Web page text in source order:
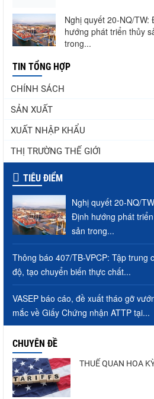
Nghị quyết 20-NQ/TW:
hướng phát triển thủy
trong...
Thuế Mục 301 và bài
phi Trung Quốc tiếp tục
tăng
Trung Quốc tăng mạnh
nhập khẩu mực, trong
nguồn cung...
Xuất khẩu cá ngừ Việt
sang Canada tăng nhẹ,
lực mới...
Tập trung cao độ, tạo
chuyển biến...
TIN TỔNG HỢP
CHÍNH SÁCH
SẢN XUẤT
XUẤT NHẬP KHẨU
THỊ TRƯỜNG THẾ GIỚI
TIÊU ĐIỂM
Nghị quyết 20-NQ/
Định hướng phát
sản trong...
Thông báo 407/TB-VPCP: Tập trung
độ, tạo chuyển biến thực chất...
VASEP báo cáo, đề xuất tháo gỡ
mắc về Giấy Chứng nhận ATTP tại...
CHUYÊN ĐỀ
THUẾ QUAN HOA